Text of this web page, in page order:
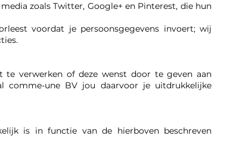
zoals Twitter, Google+ en Pinterest, die hun
voordat je persoonsgegevens invoert; wij
te verwerken of deze wenst door te geven aan
comme-une BV jou daarvoor je uitdrukkelijke
is in functie van de hierboven beschreven